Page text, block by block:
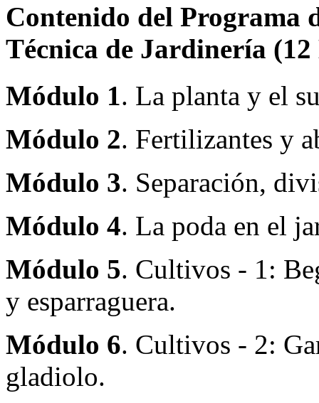
Contenido del Programa
Técnica de Jardinería
Módulo 1. La planta y el
Módulo 2. Fertilizantes y
Módulo 3. Separación,
Módulo 4. La poda en el
Módulo 5. Cultivos - 1:
y esparraguera.
Módulo 6. Cultivos - 2:
gladiolo.